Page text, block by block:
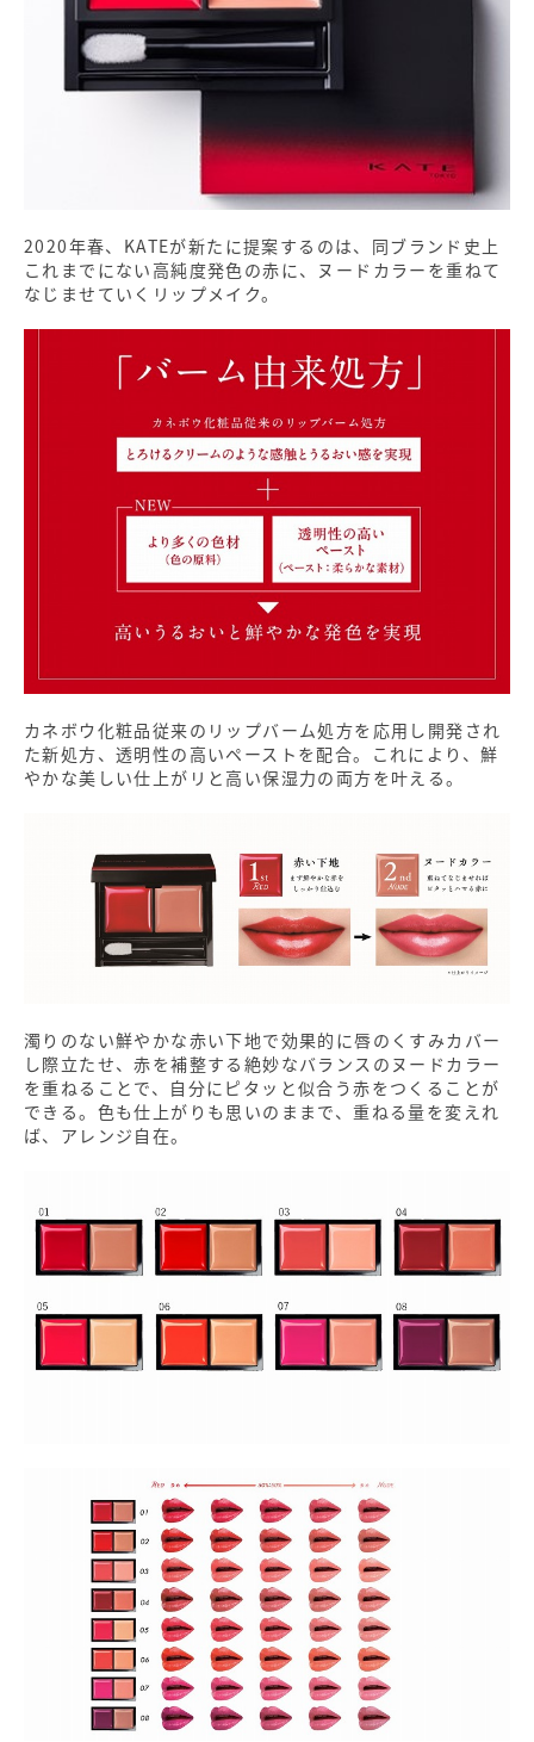
2020年春、KATEが新たに提案するのは、同ブランド史上
これまでにない高純度発色の赤に、ヌードカラーを重ねて
なじませていくリップメイク。
カネボウ化粧品従来のリップバーム処方を応用し開発され
た新処方、透明性の高いペーストを配合。これにより、鮮
やかな美しい仕上がリと高い保湿力の両方を叶える。
濁りのない鮮やかな赤い下地で効果的に唇のくすみカバー
し際立たせ、赤を補整する絶妙なバランスのヌードカラー
を重ねることで、自分にピタッと似合う赤をつくることが
できる。色も仕上がりも思いのままで、重ねる量を変えれ
ば、アレンジ自在。